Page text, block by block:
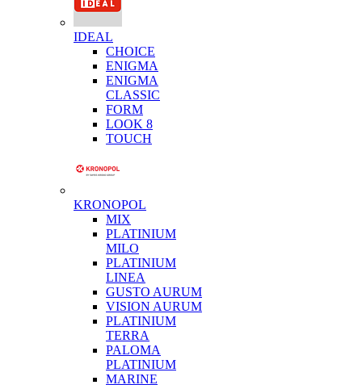
IDEAL
CHOICE
ENIGMA
ENIGMA
CLASSIC
FORM
LOOK 8
TOUCH
KRONOPOL
MIX
PLATINIUM
MILO
PLATINIUM
LINEA
GUSTO AURUM
VISION AURUM
PLATINIUM
TERRA
PALOMA
PLATINIUM
MARINE